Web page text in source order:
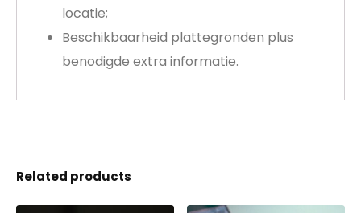
locatie;
Beschikbaarheid plattegronden plus
benodigde extra informatie.
Related products